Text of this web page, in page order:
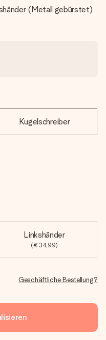
(Metall gebürstet)
Kugelschreiber
Linkshänder
(€ 34,99)
Geschäftliche Bestellung?